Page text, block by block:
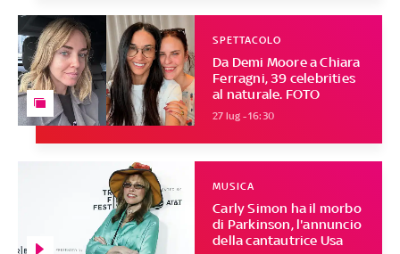
Da Demi Moore a Chiara
Ferragni, 39 celebrities
al naturale. FOTO
SPETTACOLO
27 lug - 16:30
Carly Simon ha il morbo
di Parkinson, l'annuncio
della cantautrice Usa
MUSICA